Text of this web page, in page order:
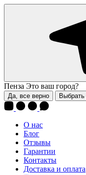
Пенза Это ваш город?
Да, все верно
О нас
Блог
Отзывы
Гарантии
Контакты
Доставка и оплата